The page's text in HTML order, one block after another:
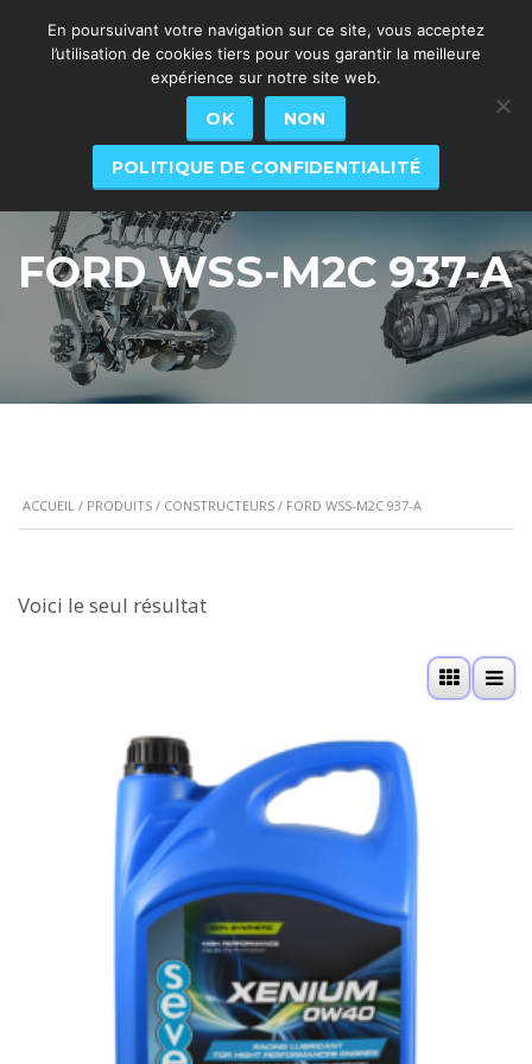
FORD WSS-M2C 937-A
ACCUEIL / PRODUITS / CONSTRUCTEURS / FORD WSS-M2C 937-A
Voici le seul résultat
En poursuivant votre navigation sur ce site, vous acceptez
l’utilisation de cookies tiers pour vous garantir la meilleure
expérience sur notre site web.
OK NON
POLITIQUE DE CONFIDENTIALITÉ